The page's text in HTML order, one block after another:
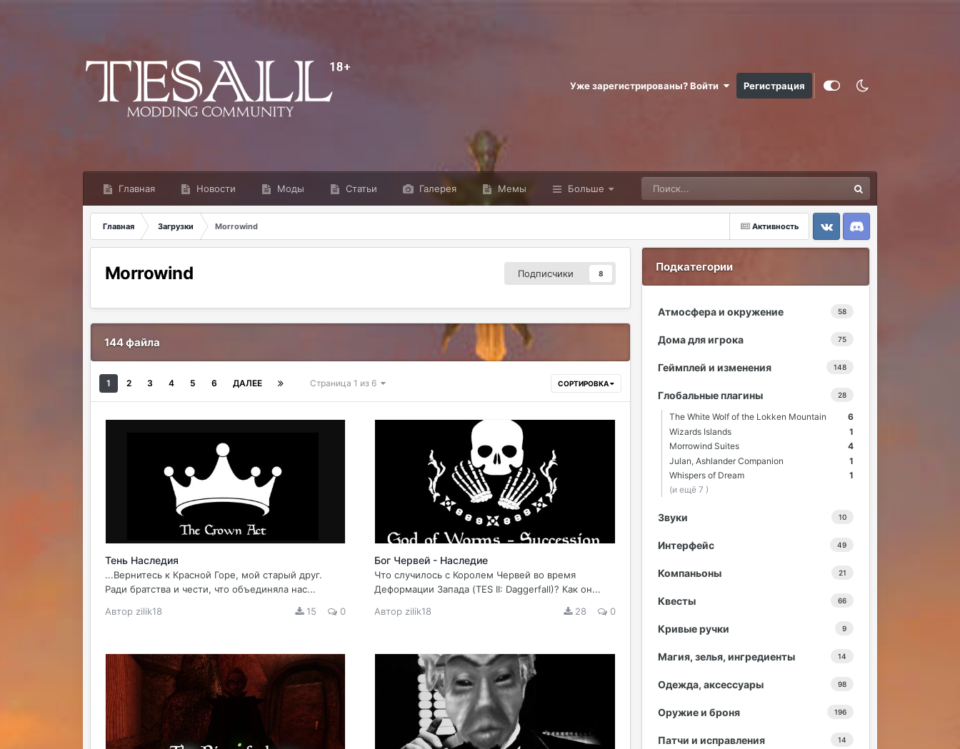
Уже зарегистрированы? Войти Регистрация
Главная Новости Моды Статьи Галерея Мемы Больше
Активность
Главная Загрузки
Morrowind
VK
Discord
Morrowind Подписчики 8
144 файла
СОРТИРОВКА
1 2 3 4 5 6 ДАЛЕЕ Страница 1 из 6
Тень Наследия
...Вернитесь к Красной Горе, мой старый друг.
Ради братства и чести, что объединяла нас...
Автор zilik18 15 0
Бог Червей - Наследие
Что случилось с Королем Червей во время
Деформации Запада (TES II: Daggerfall)? Как он...
Авторzilik18 28 0
Подкатегории
58
Атмосфера и окружение
75
Дома для игрока
148
Геймплей и изменения
28
Глобальные плагины
6
The White Wolf of the Lokken Mountain
1
Wizards Islands
4
Morrowind Suites
1
Julan, Ashlander Companion
1
Whispers of Dream
(и ещё 7 )
10
Звуки
49
Интерфейс
21
Компаньоны
66
Квесты
9
Кривые ручки
14
Магия, зелья, ингредиенты
98
Одежда, аксессуары
196
Оружие и броня
14
Патчи и исправления